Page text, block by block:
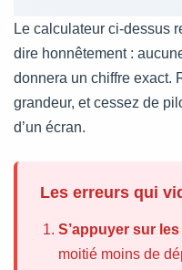
Le calculateur ci-dessus
dire honnêtement :
donnera un chiffre exact.
grandeur, et cessez de
d’un écran.
Les erreurs qui
S’appuyer sur
moitié moins de